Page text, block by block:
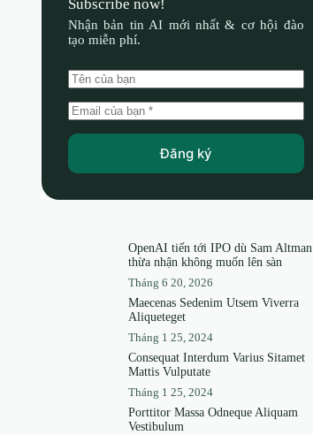
Subscribe now!
Nhận bản tin AI mới nhất & cơ hội đào
tạo miễn phí.
Đăng ký
OpenAI tiến tới IPO dù Sam Altman
thừa nhận không muốn lên sàn
Tháng 6 20, 2026
Maecenas Sedenim Utsem Viverra
Aliqueteget
Tháng 1 25, 2024
Consequat Interdum Varius Sitamet
Mattis Vulputate
Tháng 1 25, 2024
Porttitor Massa Odneque Aliquam
Vestibulum